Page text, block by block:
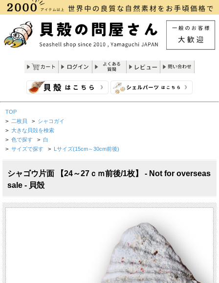
TOP
> 二枚貝 > シャコガイ
> 大きな貝殻を検索
> 色で探す > 白
> サイズで探す > Lサイズ(15cm～30cm前後)
シャゴウ片面 【24～27ｃｍ前後/1枚】 - Not for overseas
sale - 貝殻